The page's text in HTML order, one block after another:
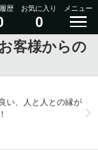
歴 お気に入り
0
メニュー
客様からの
い、人と人との縁が